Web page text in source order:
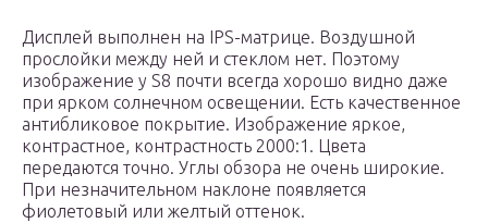
Дисплей выполнен на IPS-матрице. Воздушной
прослойки между ней и стеклом нет. Поэтому
изображение у S8 почти всегда хорошо видно даже
при ярком солнечном освещении. Есть качественное
антибликовое покрытие. Изображение яркое,
контрастное, контрастность 2000:1. Цвета
передаются точно. Углы обзора не очень широкие.
При незначительном наклоне появляется
фиолетовый или желтый оттенок.